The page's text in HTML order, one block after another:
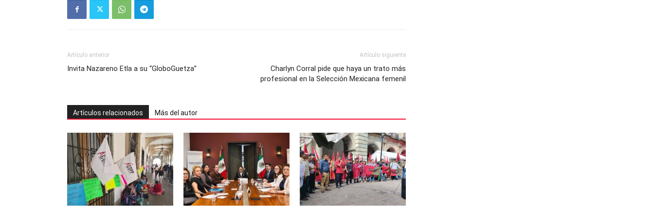
Artículo anterior
Invita Nazareno Etla a su “GloboGuetza”
Artículo siguiente
Charlyn Corral pide que haya un trato más
profesional en la Selección Mexicana femenil
Artículos relacionados Más del autor